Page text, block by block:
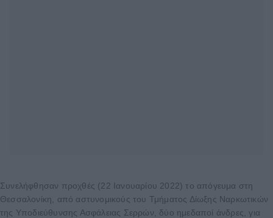
Συνελήφθησαν προχθές (22 Ιανουαρίου 2022) το απόγευμα στη
Θεσσαλονίκη, από αστυνομικούς του Τμήματος Δίωξης Ναρκωτικών
της Υποδιεύθυνσης Ασφάλειας Σερρών, δύο ημεδαποί άνδρες, για